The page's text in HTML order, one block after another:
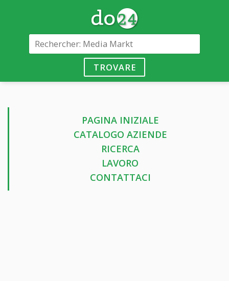
TROVARE
PAGINA INIZIALE
CATALOGO AZIENDE
RICERCA
LAVORO
CONTATTACI